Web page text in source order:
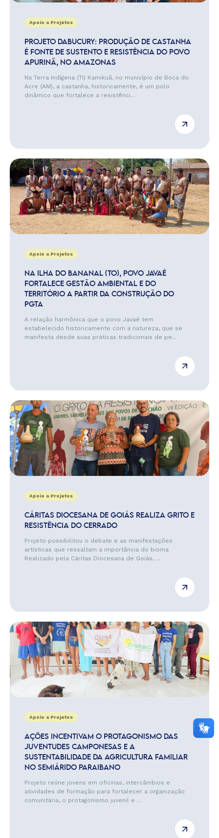
Apoio a Projetos
PROJETO DABUCURY: PRODUÇÃO DE CASTANHA
É FONTE DE SUSTENTO E RESISTÊNCIA DO POVO
APURINÃ, NO AMAZONAS
Na Terra Indígena (TI) Kamikuã, no município de Boca do
Acre (AM), a castanha, historicamente, é um polo
dinâmico que fortalece a resistênci...
Apoio a Projetos
NA ILHA DO BANANAL (TO), POVO JAVAÉ
FORTALECE GESTÃO AMBIENTAL E DO
TERRITÓRIO A PARTIR DA CONSTRUÇÃO DO
PGTA
A relação harmônica que o povo Javaé tem
estabelecido historicamente com a natureza, que se
manifesta desde suas práticas tradicionais de pe...
Apoio a Projetos
CÁRITAS DIOCESANA DE GOIÁS REALIZA GRITO E
RESISTÊNCIA DO CERRADO
Projeto possibilitou o debate e as manifestações
artísticas que ressaltam a importância do bioma
Realizado pela Cáritas Diocesana de Goiás, ...
Apoio a Projetos
AÇÕES INCENTIVAM O PROTAGONISMO DAS
JUVENTUDES CAMPONESAS E A
SUSTENTABILIDADE DA AGRICULTURA FAMILIAR
NO SEMIÁRIDO PARAIBANO
Projeto reúne jovens em oficinas, intercâmbios e
atividades de formação para fortalecer a organização
comunitária, o protagonismo juvenil e ...